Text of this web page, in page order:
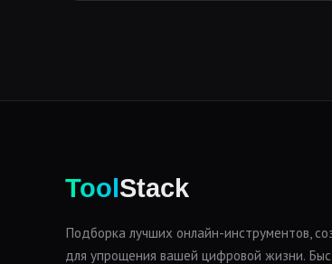
ToolStack
Подборка лучших онлайн-инструментов,
для упрощения вашей цифровой жизни.